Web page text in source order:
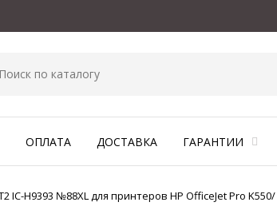
ОПЛАТА ДОСТАВКА ГАРАНТИИ
IC-H9393 №88XL для принтеров HP OfficeJet Pro